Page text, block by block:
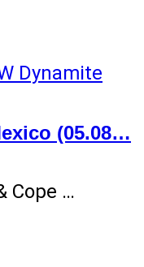
(05.08…
Cope …